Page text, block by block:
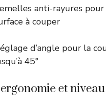
anti-rayures
à couper
d’angle pour la
45°
et